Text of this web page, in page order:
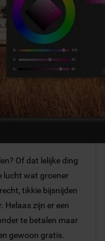
Of dat lelijke ding
lucht wat groener
tikkie bijsnijden
Helaas zijn er een
te betalen maar
gewoon gratis.